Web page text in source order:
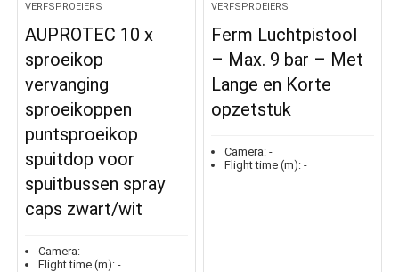
VERFSPROEIERS
AUPROTEC 10 x
sproeikop
vervanging
sproeikoppen
puntsproeikop
spuitdop voor
spuitbussen spray
caps zwart/wit
Camera: -
Flight time (m): -
VERFSPROEIERS
Ferm Luchtpistool
– Max. 9 bar – Met
Lange en Korte
opzetstuk
Camera: -
Flight time (m): -